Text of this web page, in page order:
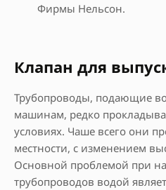
Фирмы Нельсон.
Клапан для
Трубопроводы, подающие
машинам, редко
условиях. Чаше всего они
местности, с изменением
Основной проблемой при
трубопроводов водой